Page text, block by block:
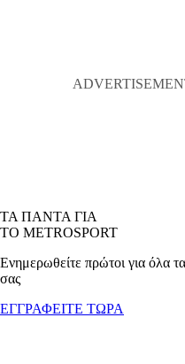
ΤΑ ΠΑΝΤΑ ΓΙΑ
ΤΟ METROSPORT
Ενημερωθείτε πρώτοι για όλα
σας
ΕΓΓΡΑΦΕΙΤΕ ΤΩΡΑ